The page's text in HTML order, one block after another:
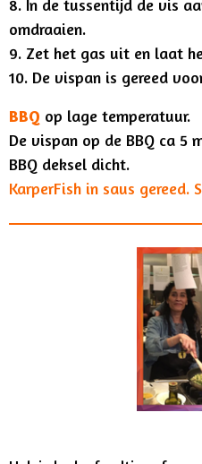
8. In de tussentijd de vis
omdraaien.
9. Zet het gas uit en laat
10. De vispan is gereed
BBQ op lage temperatuur.
De vispan op de BBQ ca 5
BBQ deksel dicht.
KarperFish in saus gereed.